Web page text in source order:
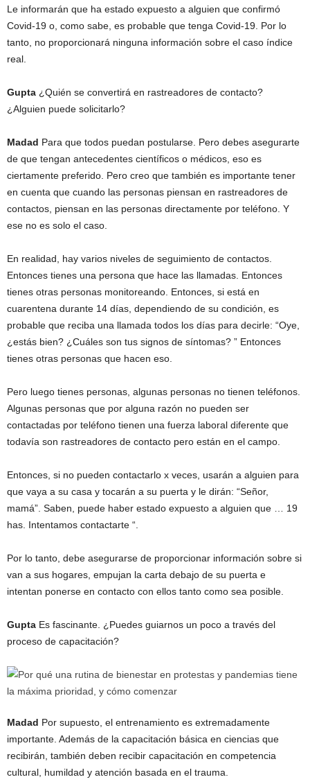
Le informarán que ha estado expuesto a alguien que confirmó
Covid-19 o, como sabe, es probable que tenga Covid-19. Por lo
tanto, no proporcionará ninguna información sobre el caso índice
real.
Gupta ¿Quién se convertirá en rastreadores de contacto?
¿Alguien puede solicitarlo?
Madad Para que todos puedan postularse. Pero debes asegurarte
de que tengan antecedentes científicos o médicos, eso es
ciertamente preferido. Pero creo que también es importante tener
en cuenta que cuando las personas piensan en rastreadores de
contactos, piensan en las personas directamente por teléfono. Y
ese no es solo el caso.
En realidad, hay varios niveles de seguimiento de contactos.
Entonces tienes una persona que hace las llamadas. Entonces
tienes otras personas monitoreando. Entonces, si está en
cuarentena durante 14 días, dependiendo de su condición, es
probable que reciba una llamada todos los días para decirle: “Oye,
¿estás bien? ¿Cuáles son tus signos de síntomas? ” Entonces
tienes otras personas que hacen eso.
Pero luego tienes personas, algunas personas no tienen teléfonos.
Algunas personas que por alguna razón no pueden ser
contactadas por teléfono tienen una fuerza laboral diferente que
todavía son rastreadores de contacto pero están en el campo.
Entonces, si no pueden contactarlo x veces, usarán a alguien para
que vaya a su casa y tocarán a su puerta y le dirán: “Señor,
mamá”. Saben, puede haber estado expuesto a alguien que … 19
has. Intentamos contactarte “.
Por lo tanto, debe asegurarse de proporcionar información sobre si
van a sus hogares, empujan la carta debajo de su puerta e
intentan ponerse en contacto con ellos tanto como sea posible.
Gupta Es fascinante. ¿Puedes guiarnos un poco a través del
proceso de capacitación?
Madad Por supuesto, el entrenamiento es extremadamente
importante. Además de la capacitación básica en ciencias que
recibirán, también deben recibir capacitación en competencia
cultural, humildad y atención basada en el trauma.